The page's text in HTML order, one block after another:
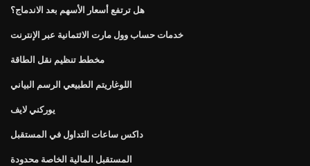
هل ترتفع أسعار الأسهم بعد الاندماج؟
خدمات حساب وول مارت الائتمانية عبر الإنترنت
مخطط تنظيم نقل الطاقة
اللوغاريتم الطبيعي الرسم البياني
يوركني لايف
داكس ساعات التداول في المستقبل
المستقبل المالية الخاصة محدودة